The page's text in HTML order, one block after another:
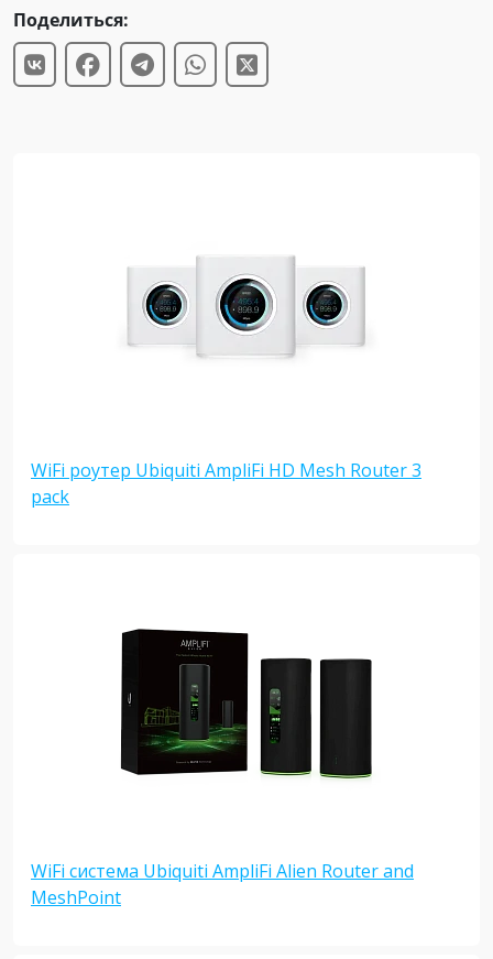
Поделиться:
WiFi роутер Ubiquiti AmpliFi HD Mesh Router 3
pack
WiFi система Ubiquiti AmpliFi Alien Router and
MeshPoint